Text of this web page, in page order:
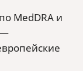
MedDRA и
—